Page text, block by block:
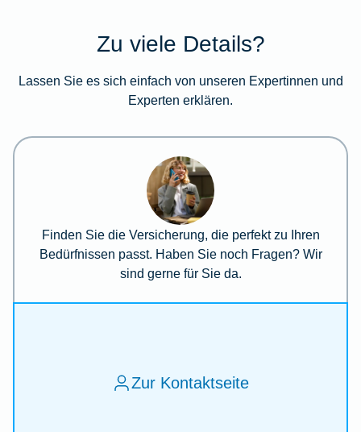
Zu viele Details?
Lassen Sie es sich einfach von unseren Expertinnen und
Experten erklären.
Finden Sie die Versicherung, die perfekt zu Ihren
Bedürfnissen passt. Haben Sie noch Fragen? Wir
sind gerne für Sie da.
Zur Kontaktseite